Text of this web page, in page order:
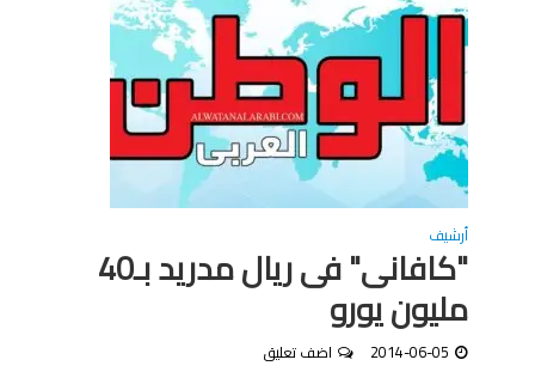
أرشيف
"كافانى" فى ريال مدريد بـ40
مليون يورو
2014-06-05 اضف تعليق